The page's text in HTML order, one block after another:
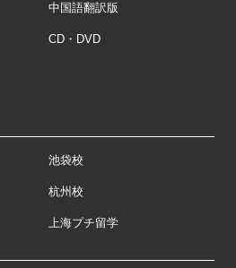
中国語翻訳版
CD・DVD
池袋校
杭州校
上海プチ留学